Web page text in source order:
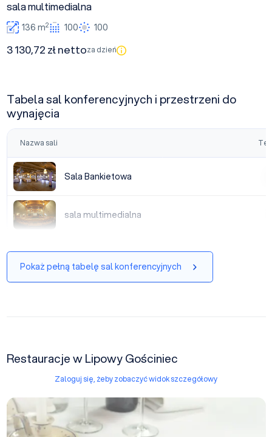
sala multimedialna
136 m2 100 100
3 130,72 zł nettoza dzień
Tabela sal konferencyjnych i przestrzeni do
wynajęcia
Nazwa sali
Sala Bankietowa
Sala Bankietowa
sala multimedialna
sala multimedialna
Pokaż pełną tabelę sal konferencyjnych
Restauracje w Lipowy Gościniec
Zaloguj się, żeby zobaczyć widok szczegółowy